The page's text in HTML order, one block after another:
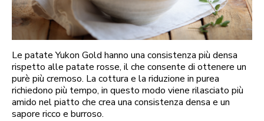
Le patate Yukon Gold hanno una consistenza più densa
rispetto alle patate rosse, il che consente di ottenere un
purè più cremoso. La cottura e la riduzione in purea
richiedono più tempo, in questo modo viene rilasciato più
amido nel piatto che crea una consistenza densa e un
sapore ricco e burroso.